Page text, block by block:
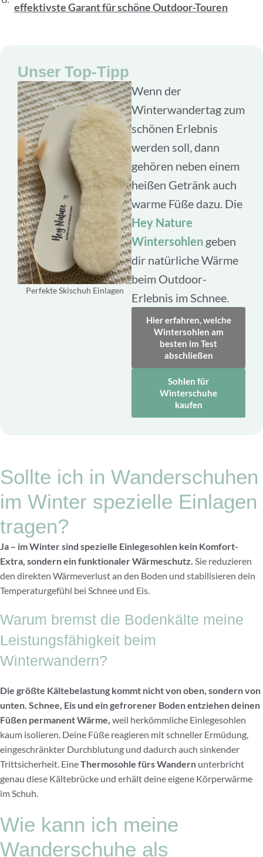
effektivste Garant für schöne Outdoor-Touren
Unser Top-Tipp
Wenn der
Winterwandertag zum
schönen Erlebnis
werden soll, dann
gehören neben einem
heißen Getränk auch
warme Füße dazu. Die
Hey Nature
Wintersohlen geben
dir natürliche Wärme
beim Outdoor-
Erlebnis im Schnee.
Hier erfahren, welche
Wintersohlen am
besten im Test
abschließen
Sohlen für
Winterschuhe
kaufen
Perfekte Skischuh Einlagen
Sollte ich in Wanderschuhen
im Winter spezielle Einlagen
tragen?
Ja – im Winter sind spezielle Einlegesohlen kein Komfort-
Extra, sondern ein funktionaler Wärmeschutz. Sie reduzieren
den direkten Wärmeverlust an den Boden und stabilisieren dein
Temperaturgefühl bei Schnee und Eis.
Warum bremst die Bodenkälte meine
Leistungsfähigkeit beim
Winterwandern?
Die größte Kältebelastung kommt nicht von oben, sondern von
unten. Schnee, Eis und ein gefrorener Boden entziehen deinen
Füßen permanent Wärme, weil herkömmliche Einlegesohlen
kaum isolieren. Deine Füße reagieren mit schneller Ermüdung,
eingeschränkter Durchblutung und dadurch auch sinkender
Trittsicherheit. EineThermosohle fürs Wandern unterbricht
genau diese Kältebrücke und erhält deine eigene Körperwärme
im Schuh.
Wie kann ich meine
Wanderschuhe als